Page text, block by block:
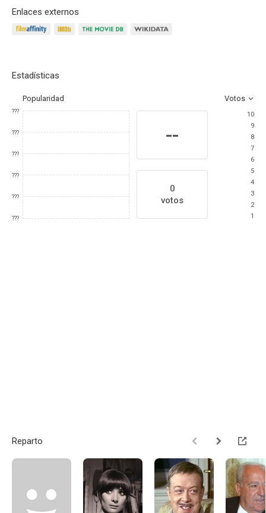
Enlaces externos
Estadísticas
Popularidad Votos
???
???
???
???
???
???
--
0
votos
10
9
8
7
6
5
4
3
2
1
Reparto